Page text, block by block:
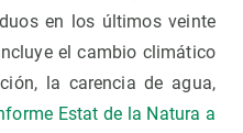
en los últimos veinte
el cambio climático
la carencia de agua,
Estat de la Natura a